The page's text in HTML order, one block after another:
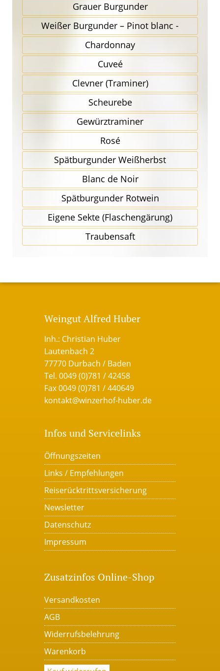
Grauer Burgunder
Weißer Burgunder – Pinot blanc -
Chardonnay
Cuveé
Clevner (Traminer)
Scheurebe
Gewürz­traminer
Rosé
Spätbur­gunder Weißherbst
Blanc de Noir
Spätbur­gunder Rotwein
Eigene Sekte (Flaschen­gärung)
Traubensaft
Weingut Alfred Huber
Inh.: Christian Huber
Lautenbach 2
77770 Durbach / Baden
Tel. 0049 (0)781 / 42458
Fax 0049 (0)781 / 440649
kontakt@winzerhof-huber.de
Infos und Servicelinks
Öffnungszeiten
Links / Empfehlungen
Reiserücktrittsversicherung
Newsletter
Datenschutz
Impressum
Zusatzinfos Online-Shop
Versandkosten
AGB
Widerrufsbelehrung
Warenkorb